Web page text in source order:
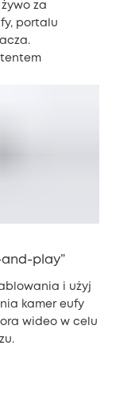
za
portalu
play”
i użyj
kamer eufy
wideo w celu